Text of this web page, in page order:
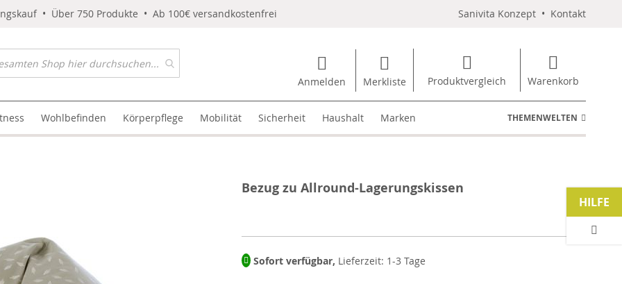
• Über 750 Produkte • Ab 100€ versandkostenfrei Sanivita Konzept • Kontakt
Anmelden Merkliste Produktvergleich Warenkorb
Wohlbefinden Körperpflege Mobilität Sicherheit Haushalt Marken THEMENWELTEN
Bezug zu Allround-Lagerungskissen
Sofort verfügbar, Lieferzeit: 1-3 Tage
HILFE